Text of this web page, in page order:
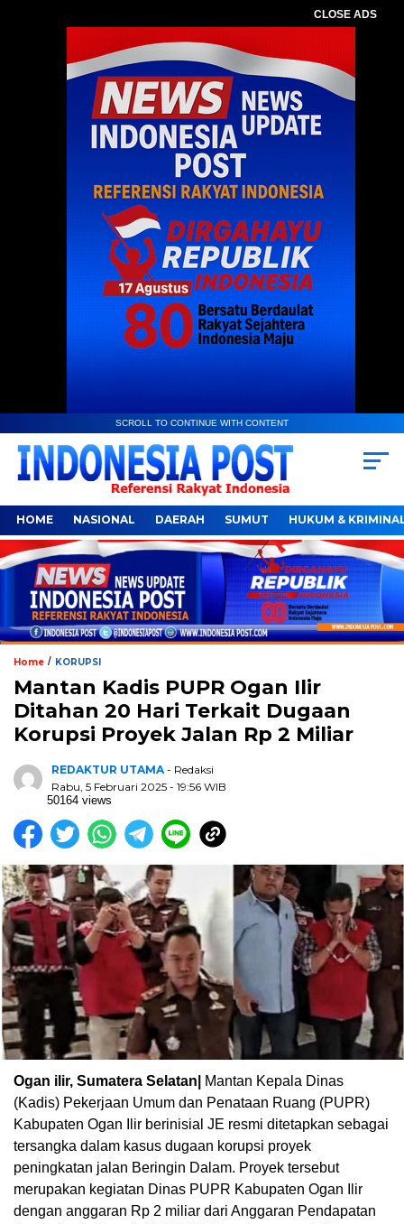
CLOSE ADS
SCROLL TO CONTINUE WITH CONTENT
HOME NASIONAL DAERAH SUMUT HUKUM &
Home / KORUPSI
Mantan Kadis PUPR Ogan Ilir
Ditahan 20 Hari Terkait Dugaan
Korupsi Proyek Jalan Rp 2 Miliar
REDAKTUR UTAMA - Redaksi
Rabu, 5 Februari 2025 - 19:56 WIB
50164 views
Ogan ilir, Sumatera Selatan|
Mantan Kepala Dinas
(Kadis) Pekerjaan Umum dan Penataan Ruang (PUPR)
Kabupaten Ogan Ilir berinisial JE resmi ditetapkan sebagai
tersangka dalam kasus dugaan korupsi proyek
peningkatan jalan Beringin Dalam. Proyek tersebut
merupakan kegiatan Dinas PUPR Kabupaten Ogan Ilir
dengan anggaran Rp 2 miliar dari Anggaran Pendapatan